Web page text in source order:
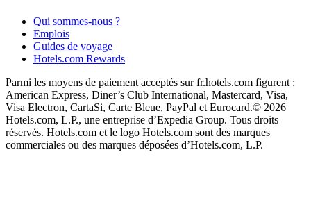
Qui sommes-nous ?
Emplois
Guides de voyage
Hotels.com Rewards
Parmi les moyens de paiement acceptés sur fr.hotels.com figurent :
American Express, Diner’s Club International, Mastercard, Visa,
Visa Electron, CartaSi, Carte Bleue, PayPal et Eurocard.© 2026
Hotels.com, L.P., une entreprise d’Expedia Group. Tous droits
réservés. Hotels.com et le logo Hotels.com sont des marques
commerciales ou des marques déposées d’Hotels.com, L.P.